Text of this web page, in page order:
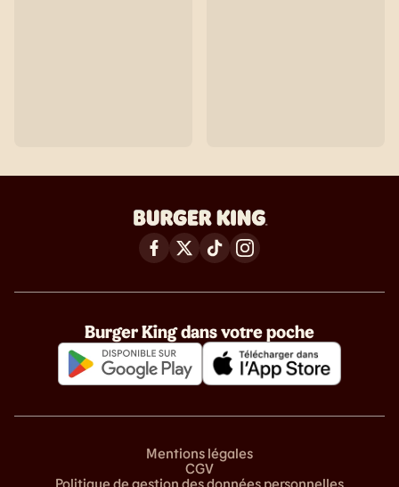
Burger King dans votre poche
Mentions légales
CGV
Politique de gestion des données personnelles